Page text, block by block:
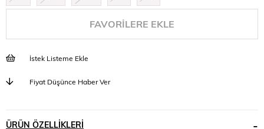
FAVORILERE EKLE
İstek Listeme Ekle
Fiyat Düşünce Haber Ver
ÜRÜN ÖZELLIKLERI